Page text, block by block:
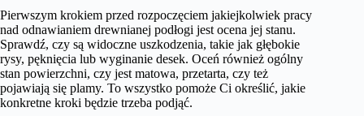
Pierwszym krokiem przed rozpoczęciem jakiejkolwiek pracy
nad odnawianiem drewnianej podłogi jest ocena jej stanu.
Sprawdź, czy są widoczne uszkodzenia, takie jak głębokie
rysy, pęknięcia lub wyginanie desek. Oceń również ogólny
stan powierzchni, czy jest matowa, przetarta, czy też
pojawiają się plamy. To wszystko pomoże Ci określić, jakie
konkretne kroki będzie trzeba podjąć.